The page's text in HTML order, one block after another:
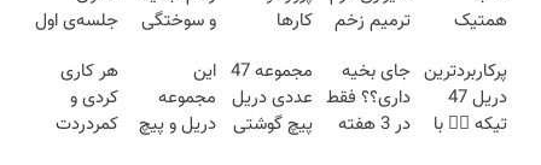
همتیک
ترمیم زخم
ساخت!!!
کارها
و سوختگی
هفته!!😍
جلسه‌ی اول
جوونتر
سال
پرکاربردترین
دریل 47
تیکه 👈🏻 با
جای بخیه
داری؟؟ فقط
در 3 هفته
مجموعه 47
عددی دریل
پیچ گوشتی
این
مجموعه
دریل و پیچ
هر کاری
کردی و
کمردردت